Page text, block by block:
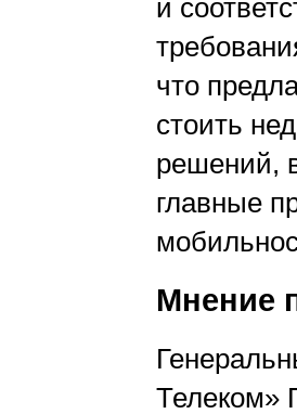
и
что
стоить
решений,
главные
Мнение
Телеком»